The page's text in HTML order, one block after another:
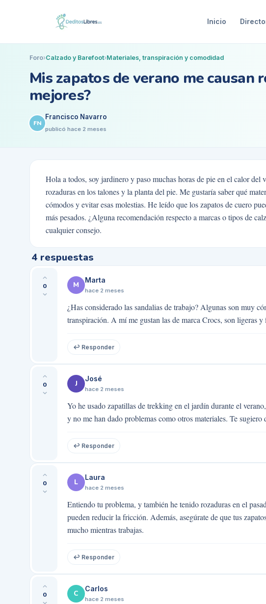
Inicio
Foro›Calzado y Barefoot›Materiales, transpiración y comodidad
Mis zapatos de verano me causan
mejores?
FN
Francisco Navarro
publicó hace 2 meses
Hola a todos, soy jardinero y paso muchas horas de pie en el calor del
rozaduras en los talones y la planta del pie. Me gustaría saber qué
cómodos y evitar esas molestias. He leído que los zapatos de cuero
más pesados. ¿Alguna recomendación respecto a marcas o tipos de
cualquier consejo.
4 respuestas
0 M
Marta
hace 2 meses
¿Has considerado las sandalias de trabajo? Algunas son muy
transpiración. A mí me gustan las de marca Crocs, son ligeras
↩ Responder
0 J
José
hace 2 meses
Yo he usado zapatillas de trekking en el jardín durante el
y no me han dado problemas como otros materiales. Te
↩ Responder
0 L
Laura
hace 2 meses
Entiendo tu problema, y también he tenido rozaduras en el
pueden reducir la fricción. Además, asegúrate de que tus
mucho mientras trabajas.
↩ Responder
0 C
Carlos
hace 2 meses